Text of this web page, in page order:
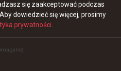
kontuzji nadgarstka
zastanawiają się, dlaczego
streamować #recovery. Mam
rundę spotkania, grając na
postawie ex1sta oraz
się zaakceptować podczas
Aby dowiedzieć się więcej, prosimy
prywatności.